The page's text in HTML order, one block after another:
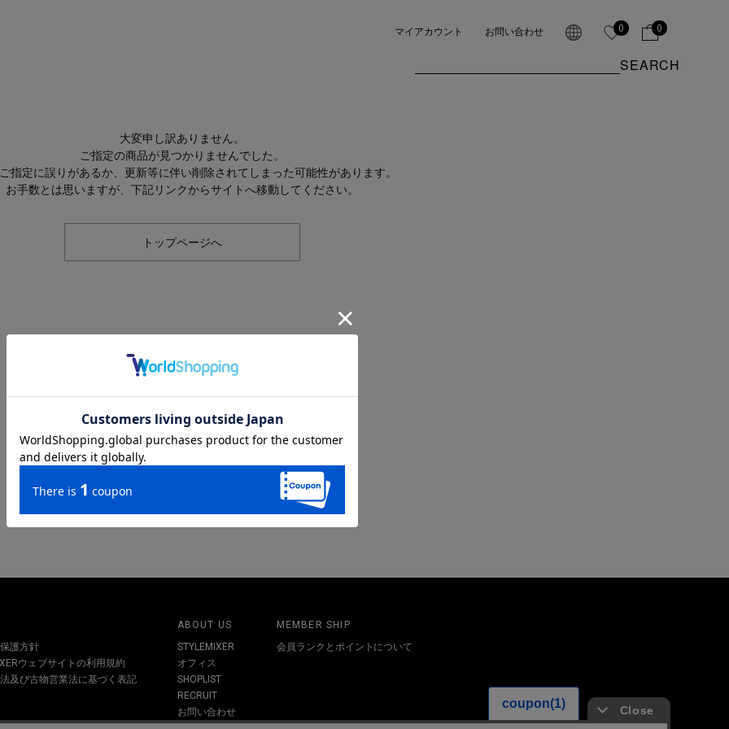
マイアカウント お問い合わせ 0 0
SEARCH
大変申し訳ありません。
ご指定の商品が見つかりませんでした。
指定に誤りがあるか、更新等に伴い削除されてしまった可能性があります。
お手数とは思いますが、下記リンクからサイトへ移動してください。
トップページへ
護方針
ウェブサイトの利用規約
及び古物営業法に基づく表記
ABOUT US
STYLEMIXER
オフィス
SHOPLIST
RECRUIT
お問い合わせ
MEMBER SHIP
会員ランクとポイントについて